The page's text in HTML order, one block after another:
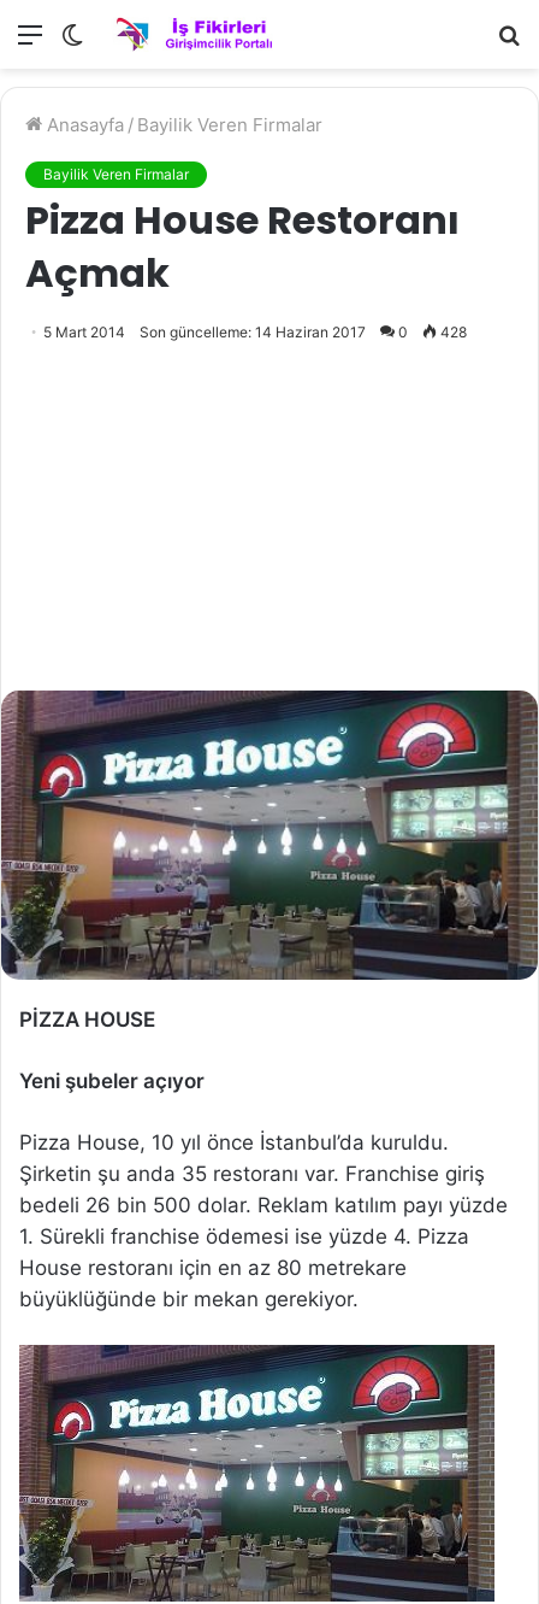
Menü
Anasayfa / Bayilik Veren Firmalar
Bayilik Veren Firmalar
Pizza House Restoranı
Açmak
5 Mart 2014 Son güncelleme: 14 Haziran 2017 0 428
PİZZA HOUSE
Yeni şubeler açıyor
Pizza House, 10 yıl önce İstanbul’da kuruldu.
Şirketin şu anda 35 restoranı var. Franchise giriş
bedeli 26 bin 500 dolar. Reklam katılım payı yüzde
1. Sürekli franchise ödemesi ise yüzde 4. Pizza
House restoranı için en az 80 metrekare
büyüklüğünde bir mekan gerekiyor.